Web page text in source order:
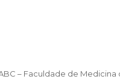
– Faculdade de